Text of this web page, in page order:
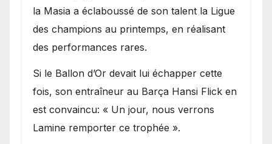
la Masia a éclaboussé de son talent la Ligue
des champions au printemps, en réalisant
des performances rares.
Si le Ballon d’Or devait lui échapper cette
fois, son entraîneur au Barça Hansi Flick en
est convaincu: « Un jour, nous verrons
Lamine remporter ce trophée ».